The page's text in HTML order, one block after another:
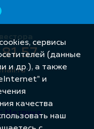
57
сервисы
(данные
и др.), а также
и
качества
наш